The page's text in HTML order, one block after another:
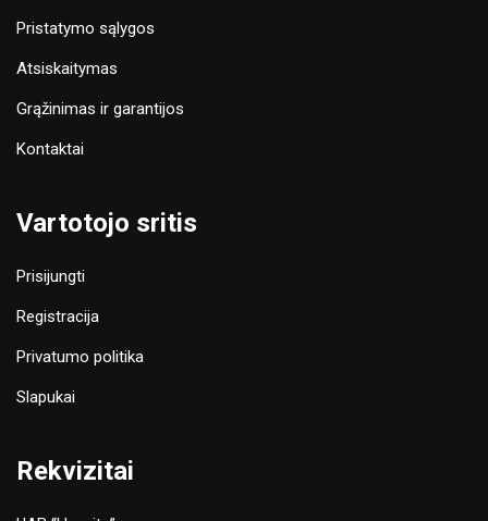
Pristatymo sąlygos
Atsiskaitymas
Grąžinimas ir garantijos
Kontaktai
Vartotojo sritis
Prisijungti
Registracija
Privatumo politika
Slapukai
Rekvizitai